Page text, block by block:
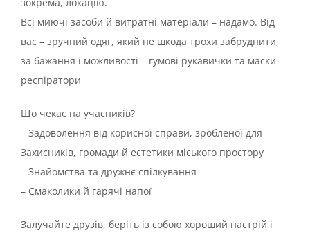
Всі миючі засоби й витратні матеріали – надамо. Від
вас – зручний одяг, який не шкода трохи забруднити,
за бажання і можливості – гумові рукавички та маски-
респіратори
Що чекає на учасників?
– Задоволення від корисної справи, зробленої для
Захисників, громади й естетики міського простору
– Знайомства та дружнє спілкування
– Смаколики й гарячі напої
Залучайте друзів, беріть із собою хороший настрій і